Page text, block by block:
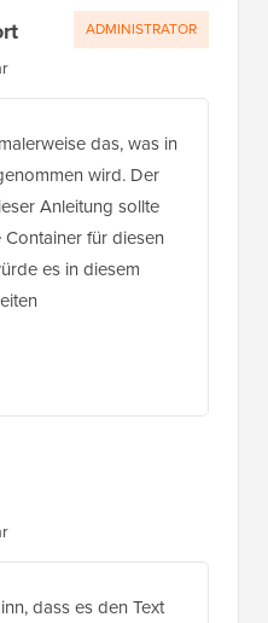
das, was in
wird. Der
Anleitung sollte
für diesen
es in diesem
ADMINISTRATOR
dass es den Text